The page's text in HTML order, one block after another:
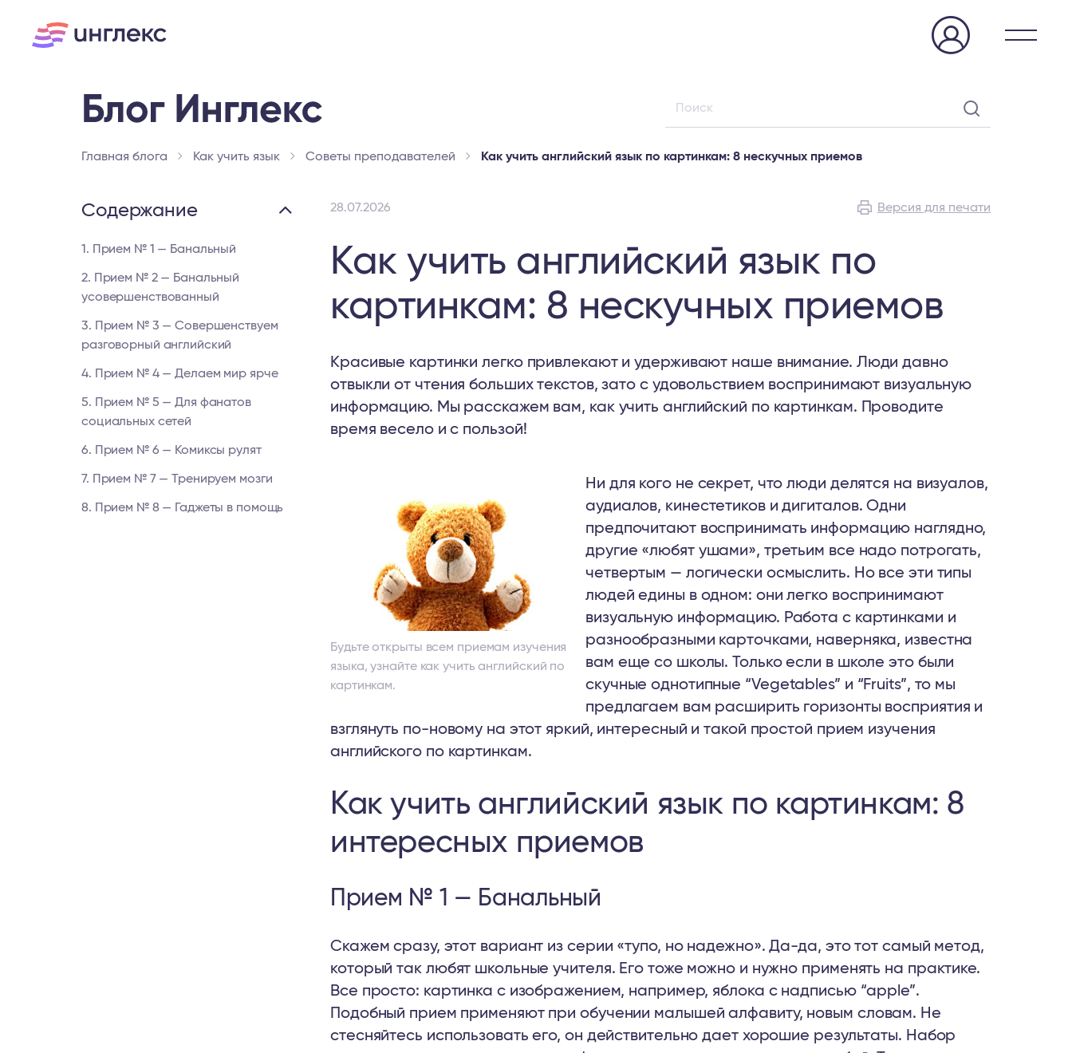
Главная блога Как учить язык Советы преподавателей Как учить английский язык по картинкам: 8 нескучных приемов
28.07.2026 Версия для печати
Как учить английский язык по
картинкам: 8 нескучных приемов
Красивые картинки легко привлекают и удерживают наше внимание. Люди давно
отвыкли от чтения больших текстов, зато с удовольствием воспринимают визуальную
информацию. Мы расскажем вам, как учить английский по картинкам. Проводите
время весело и с пользой!
Будьте открыты всем приемам изучения
языка, узнайте как учить английский по
картинкам.
Ни для кого не секрет, что люди делятся на визуалов,
аудиалов, кинестетиков и дигиталов. Одни
предпочитают воспринимать информацию наглядно,
другие «любят ушами», третьим все надо потрогать,
четвертым — логически осмыслить. Но все эти типы
людей едины в одном: они легко воспринимают
визуальную информацию. Работа с картинками и
разнообразными карточками, наверняка, известна
вам еще со школы. Только если в школе это были
скучные однотипные “Vegetables” и “Fruits”, то мы
предлагаем вам расширить горизонты восприятия и
взглянуть по-новому на этот яркий, интересный и такой простой прием изучения
английского по картинкам.
Как учить английский язык по картинкам: 8
интересных приемов
Прием № 1 — Банальный
Скажем сразу, этот вариант из серии «тупо, но надежно». Да-да, это тот самый метод,
который так любят школьные учителя. Его тоже можно и нужно применять на практике.
Все просто: картинка с изображением, например, яблока с надписью “apple”.
Подобный прием применяют при обучении малышей алфавиту, новым словам. Не
стесняйтесь использовать его, он действительно дает хорошие результаты. Набор
Содержание
1. Прием № 1 — Банальный
2. Прием № 2 — Банальный
усовершенствованный
3. Прием № 3 — Совершенствуем
разговорный английский
4. Прием № 4 — Делаем мир ярче
5. Прием № 5 — Для фанатов
социальных сетей
6. Прием № 6 — Комиксы рулят
7. Прием № 7 — Тренируем мозги
8. Прием № 8 — Гаджеты в помощь